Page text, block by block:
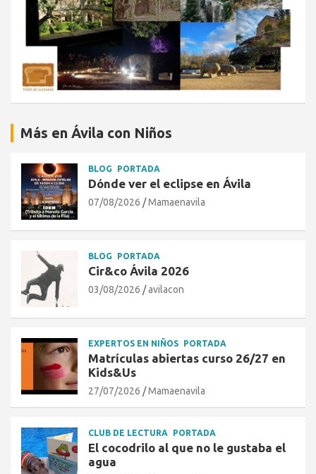
Más en Ávila con Niños
BLOG PORTADA
Dónde ver el eclipse en Ávila
07/08/2026 Mamaenavila
BLOG PORTADA
Cir&co Ávila 2026
03/08/2026 avilacon
EXPERTOS EN NIÑOS PORTADA
Matrículas abiertas curso 26/27 en
Kids&Us
27/07/2026 Mamaenavila
CLUB DE LECTURA PORTADA
El cocodrilo al que no le gustaba el
agua